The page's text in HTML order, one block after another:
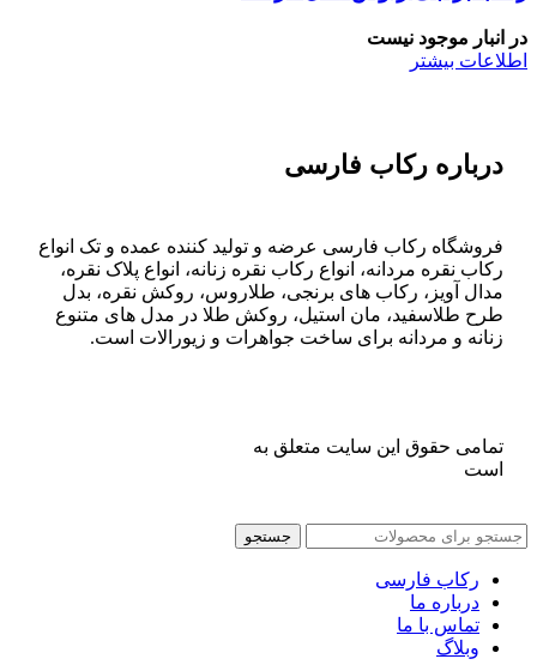
در انبار موجود نیست
اطلاعات بیشتر
درباره رکاب فارسی
فروشگاه رکاب فارسی عرضه و تولید کننده عمده و تک انواع
رکاب نقره مردانه، انواع رکاب نقره زنانه، انواع پلاک نقره،
مدال آویز، رکاب های برنجی، طلاروس، روکش نقره، بدل
طرح طلاسفید، مان استیل، روکش طلا در مدل های متنوع
زنانه و مردانه برای ساخت جواهرات و زیورالات است.
تمامی حقوق این سایت متعلق به
است
جستجو
رکاب فارسی
درباره ما
تماس با ما
وبلاگ